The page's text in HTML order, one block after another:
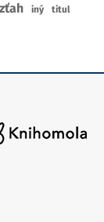
iný titul